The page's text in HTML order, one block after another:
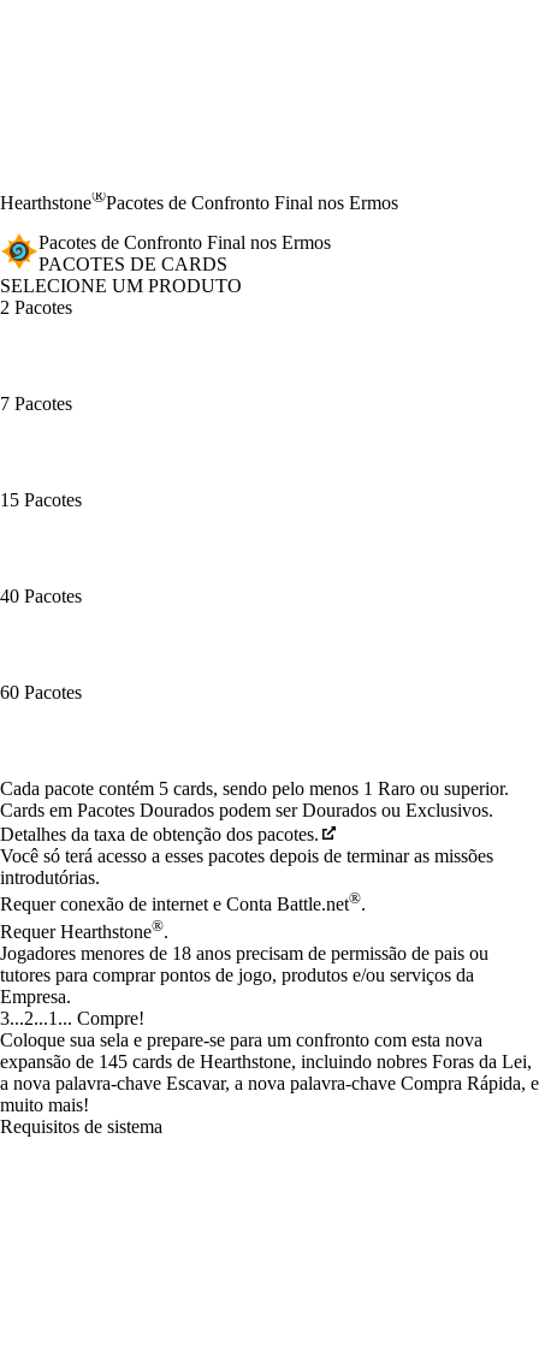
Hearthstone®Pacotes de Confronto Final nos Ermos
Pacotes de Confronto Final nos Ermos
PACOTES DE CARDS
SELECIONE UM PRODUTO
2 Pacotes
7 Pacotes
15 Pacotes
40 Pacotes
60 Pacotes
Available actions
Cada pacote contém 5 cards, sendo pelo menos 1 Raro ou superior.
Cards em Pacotes Dourados podem ser Dourados ou Exclusivos.
Detalhes da taxa de obtenção dos pacotes.
Você só terá acesso a esses pacotes depois de terminar as missões
introdutórias.
Requer conexão de internet e Conta Battle.net®.
Requer Hearthstone®.
Jogadores menores de 18 anos precisam de permissão de pais ou
tutores para comprar pontos de jogo, produtos e/ou serviços da
Empresa.
3...2...1... Compre!
Coloque sua sela e prepare-se para um confronto com esta nova
expansão de 145 cards de Hearthstone, incluindo nobres Foras da Lei,
a nova palavra-chave Escavar, a nova palavra-chave Compra Rápida, e
muito mais!
Requisitos de sistema